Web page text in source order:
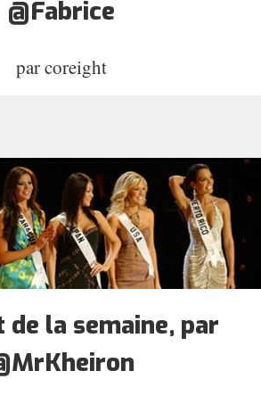
@Fabrice
parcoreight
de la semaine, par